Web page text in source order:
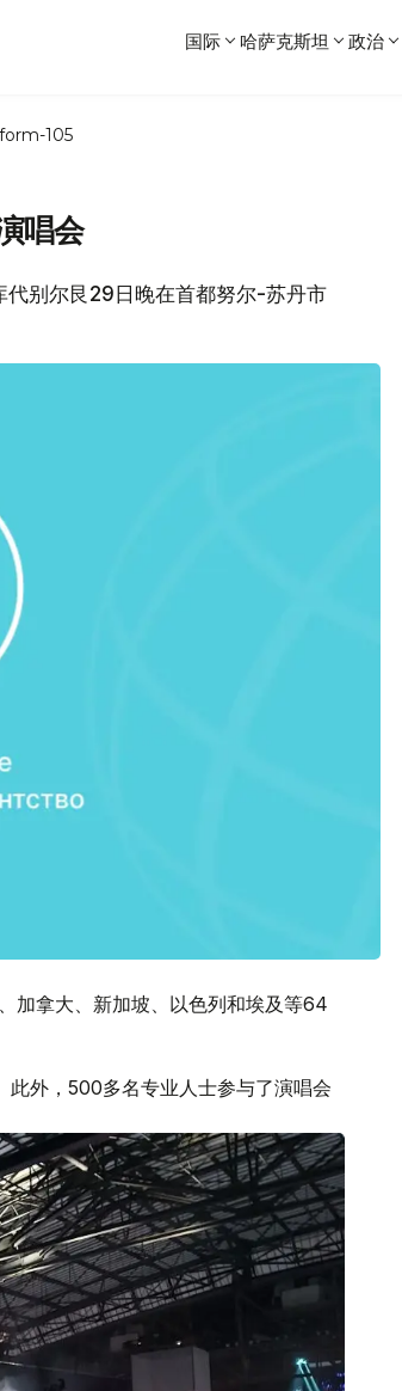
国际 哈萨克斯坦 政治
105
唱会
别尔艮29日晚在首都努尔-苏丹市
加拿大、新加坡、以色列和埃及等64
此外，500多名专业人士参与了演唱会